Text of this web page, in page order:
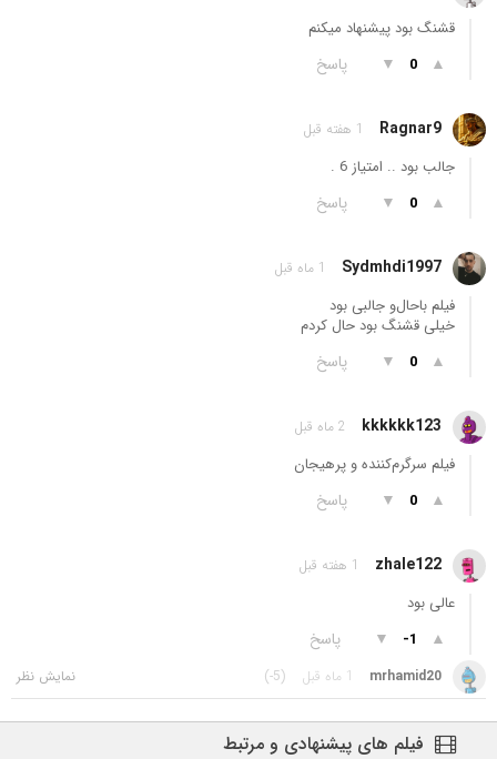
قشنگ بود پیشنهاد میکنم
▲
0
▼ پاسخ
Ragnar9 1 هفته قبل
جالب بود .. امتیاز 6 .
▲
0
▼ پاسخ
Sydmhdi1997 1 ماه قبل
فیلم باحال‌و جالبی بود
خیلی قشنگ بود حال کردم
▲
0
▼ پاسخ
kkkkkk123 2 ماه قبل
فیلم سرگرم‌کننده و پرهیجان
▲
0
▼ پاسخ
zhale122 1 هفته قبل
عالی بود
▲
-1
▼ پاسخ
mrhamid20 1 ماه قبل (-5)
فیلم های پیشنهادی و مرتبط